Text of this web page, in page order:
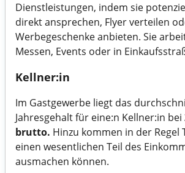
Dienstleistungen, indem sie
direkt ansprechen, Flyer verteilen
Werbegeschenke anbieten. Sie
Messen, Events oder in
Kellner:in
Im Gastgewerbe liegt das
Jahresgehalt für eine:n Kellner:in bei
brutto. Hinzu kommen in der Regel
einen wesentlichen Teil des
ausmachen können.